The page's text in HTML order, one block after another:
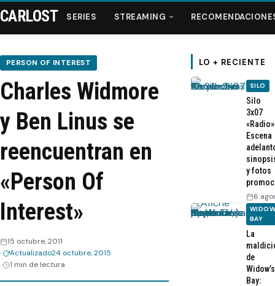
Series
Streaming
Recomendaciones
CARLOST SERIES STREAMING
PERSON OF INTEREST
Charles Widmore
y Ben Linus se
reencuentran en
«Person Of
Interest»
15 octubre, 2011
Actualizado24 octubre, 2015
1 min de lectura
LO + RECIENTE
SILO
Silo
3x07
Escena
y fotos
6
BAY
La
de
Widow’s
Bay: